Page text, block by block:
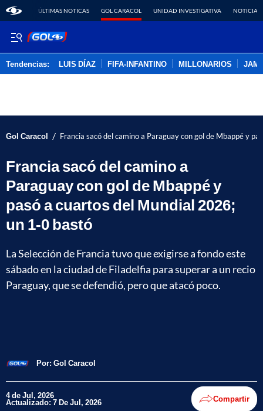
ÚLTIMAS NOTICAS GOL CARACOL UNIDAD INVESTIGATIVA NOTICIAS
Tendencias: LUIS DÍAZ FIFA-INFANTINO MILLONARIOS
Gol Caracol / Francia sacó del camino a Paraguay con gol de Mbappé y
Francia sacó del camino a
Paraguay con gol de Mbappé y
pasó a cuartos del Mundial 2026;
un 1-0 bastó
La Selección de Francia tuvo que exigirse a fondo este
sábado en la ciudad de Filadelfia para superar a un recio
Paraguay, que se defendió, pero que atacó poco.
Por: Gol Caracol
4 de Jul, 2026
Actualizado: 7 De Jul, 2026 Compartir